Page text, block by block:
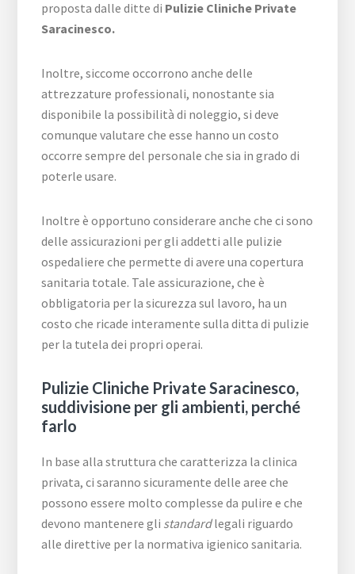
proposta dalle ditte di Pulizie Cliniche Private
Saracinesco.
Inoltre, siccome occorrono anche delle
attrezzature professionali, nonostante sia
disponibile la possibilità di noleggio, si deve
comunque valutare che esse hanno un costo
occorre sempre del personale che sia in grado di
poterle usare.
Inoltre è opportuno considerare anche che ci sono
delle assicurazioni per gli addetti alle pulizie
ospedaliere che permette di avere una copertura
sanitaria totale. Tale assicurazione, che è
obbligatoria per la sicurezza sul lavoro, ha un
costo che ricade interamente sulla ditta di pulizie
per la tutela dei propri operai.
Pulizie Cliniche Private Saracinesco,
suddivisione per gli ambienti, perché
farlo
In base alla struttura che caratterizza la clinica
privata, ci saranno sicuramente delle aree che
possono essere molto complesse da pulire e che
devono mantenere gli standardlegali riguardo
alle direttive per la normativa igienico sanitaria.